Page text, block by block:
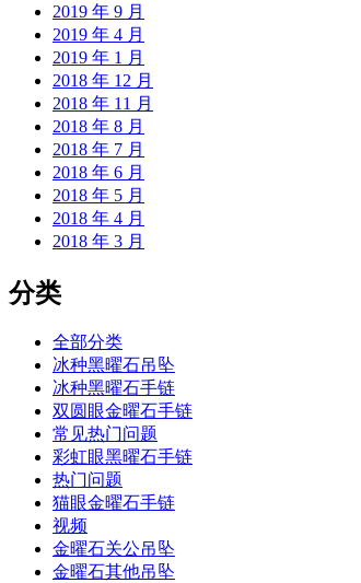
2019 年 9 月
2019 年 4 月
2019 年 1 月
2018 年 12 月
2018 年 11 月
2018 年 8 月
2018 年 7 月
2018 年 6 月
2018 年 5 月
2018 年 4 月
2018 年 3 月
分类
全部分类
冰种黑曜石吊坠
冰种黑曜石手链
双圆眼金曜石手链
常见热门问题
彩虹眼黑曜石手链
热门问题
猫眼金曜石手链
视频
金曜石关公吊坠
金曜石其他吊坠